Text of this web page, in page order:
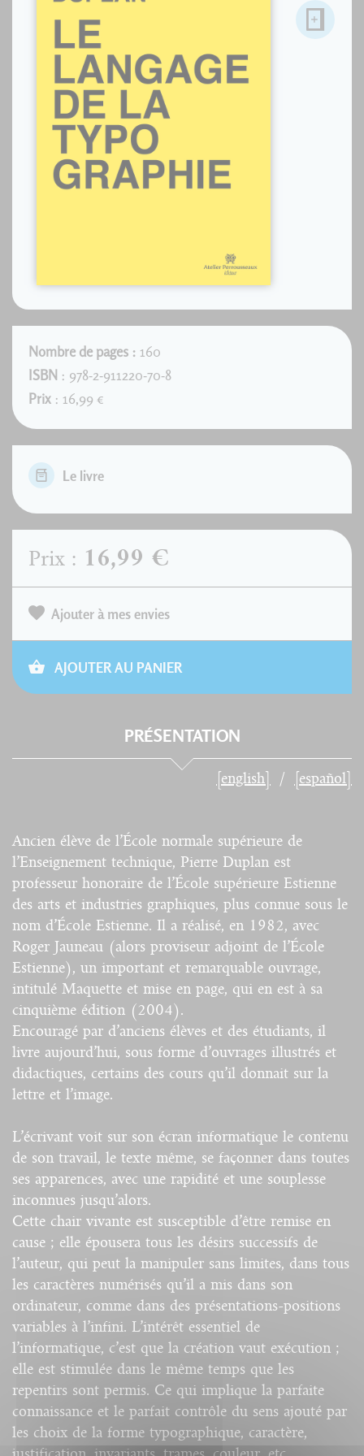
Nombre de pages : 160
ISBN : 978-2-911220-70-8
Prix : 16,99 €
Le livre
Prix : 16,99 €
Ajouter à mes envies
AJOUTER AU PANIER
PRÉSENTATION
[english] [español]
Ancien élève de l’École normale supérieure de
l’Enseignement technique, Pierre Duplan est
professeur honoraire de l’École supérieure Estienne
des arts et industries graphiques, plus connue sous le
nom d’École Estienne. Il a réalisé, en 1982, avec
Roger Jauneau (alors proviseur adjoint de l’École
Estienne), un important et remarquable ouvrage,
intitulé Maquette et mise en page, qui en est à sa
cinquième édition (2004).
Encouragé par d’anciens élèves et des étudiants, il
livre aujourd’hui, sous forme d’ouvrages illustrés et
didactiques, certains des cours qu’il donnait sur la
lettre et l’image.
L’écrivant voit sur son écran informatique le contenu
de son travail, le texte même, se façonner dans toutes
ses apparences, avec une rapidité et une souplesse
inconnues jusqu’alors.
Cette chair vivante est susceptible d’être remise en
cause ; elle épousera tous les désirs successifs de
l’auteur, qui peut la manipuler sans limites, dans tous
les caractères numérisés qu’il a mis dans son
ordinateur, comme dans des présentations-positions
variables à l’infini. L’intérêt essentiel de
l’informatique, c’est que la création vaut exécution ;
elle est stimulée dans le même temps que les
repentirs sont permis. Ce qui implique la parfaite
connaissance et le parfait contrôle du sens ajouté par
les choix de la forme typographique, caractère,